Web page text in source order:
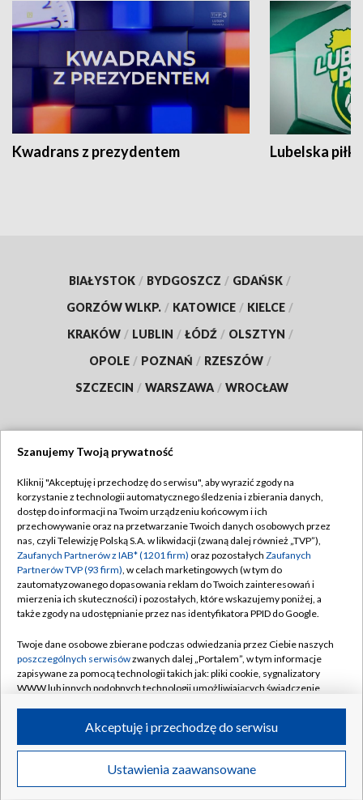
Kwadrans z prezydentem Lubelska piłka
BIAŁYSTOK / BYDGOSZCZ / GDAŃSK /
GORZÓW WLKP. / KATOWICE / KIELCE /
KRAKÓW / LUBLIN / ŁÓDŹ / OLSZTYN /
OPOLE / POZNAŃ / RZESZÓW /
SZCZECIN / WARSZAWA / WROCŁAW
TVP
Abonament TVP
Emisja w TVP
Centrum informacji TVP
Naziemna Telewizja Cyfrowa
Rada Programowa
System NOS
Informacje o nadawcy
Program dla prasy
Ogłoszenie przetargowe
Regulamin TVP
Polityka prywatności
Moje zgody
Pomoc
Kontakt
Kanały
©2026 Telewizja Polska S.A. w likwidacji
Szanujemy Twoją prywatność
Kliknij "Akceptuję i przechodzę do serwisu", aby wyrazić zgody na
korzystanie z technologii automatycznego śledzenia i zbierania danych,
dostęp do informacji na Twoim urządzeniu końcowym i ich
przechowywanie oraz na przetwarzanie Twoich danych osobowych przez
nas, czyli Telewizję Polską S.A. w likwidacji (zwaną dalej również „TVP”),
Zaufanych Partnerów z IAB* (1201 firm) oraz pozostałych Zaufanych
Partnerów TVP (93 firm), w celach marketingowych (w tym do
zautomatyzowanego dopasowania reklam do Twoich zainteresowań i
mierzenia ich skuteczności) i pozostałych, które wskazujemy poniżej, a
także zgody na udostępnianie przez nas identyfikatora PPID do Google.
Twoje dane osobowe zbierane podczas odwiedzania przez Ciebie naszych
poszczególnych serwisówzwanych dalej „Portalem”, w tym informacje
zapisywane za pomocą technologii takich jak: pliki cookie, sygnalizatory
WWW lub innych podobnych technologii umożliwiających świadczenie
ruchu w Internecie.
Twoje dane osobowe zbierane podczas odwiedzania przez Ciebie
poszczególnych serwisówna Portalu, takie jak adresy IP, identyfikatory
Ustawienia zaawansowane
Akceptuję i przechodzę do serwisu